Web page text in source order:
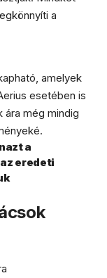
a
amelyek
esetében is
ára még mindig
a
eredeti